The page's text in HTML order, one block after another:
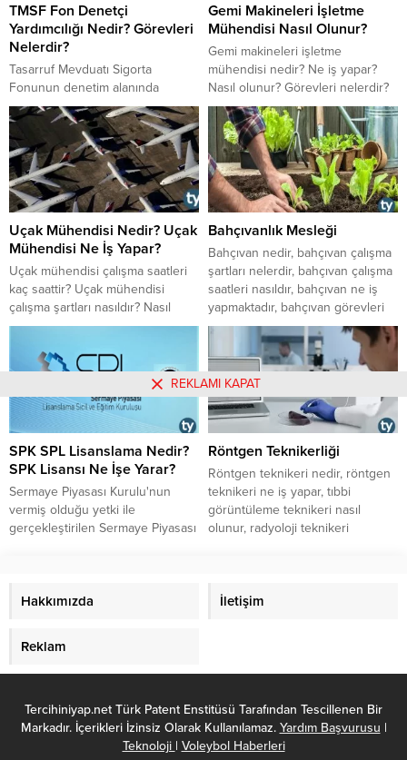
TMSF Fon Denetçi
Yardımcılığı Nedir? Görevleri
Nelerdir?
Tasarruf Mevduatı Sigorta
Fonunun denetim alanında
görevlendirdiği kariyer meslek
grubu olan Fon Denetçi
Yardımcılığı mesleği nedir?
Görevleri nelerdir? Maaşı ne
kadar?
Gemi Makineleri İşletme
Mühendisi Nasıl Olunur?
​​​​​​​Gemi makineleri işletme
mühendisi nedir? Ne iş yapar?
Nasıl olunur? Görevleri nelerdir?
Gemi makineleri işletme
mühendisi çalışma şartları ve
saatleri nasıldır?
Uçak Mühendisi Nedir? Uçak
Mühendisi Ne İş Yapar?
​​​​​​​Uçak mühendisi çalışma saatleri
kaç saattir? Uçak mühendisi
çalışma şartları nasıldır? Nasıl
olunur? Kimdir? Nedir? Uçak
nelerdir?
Bahçıvanlık Mesleği
​​​​​​​Bahçıvan nedir, bahçıvan çalışma
şartları nelerdir, bahçıvan çalışma
saatleri nasıldır, bahçıvan ne iş
yapmaktadır, bahçıvan görevleri
nelerdir, bahçıvan olarak nasıl
çalışılır gibi soruların cevaplarına
yazımızın içinden ulaşabilirsiniz.
SPK SPL Lisanslama Nedir?
SPK Lisansı Ne İşe Yarar?
Sermaye Piyasası Kurulu'nun
vermiş olduğu yetki ile
gerçekleştirilen Sermaye Piyasası
yazımızda.
Röntgen Teknikerliği
​​​​​​​Röntgen teknikeri nedir, röntgen
teknikeri ne iş yapar, tıbbi
görüntüleme teknikeri nasıl
olunur, radyoloji teknikeri
cevaplarını yazımızda derledik.
Hakkımızda İletişim
Reklam
Tercihiniyap.net Türk Patent Enstitüsü Tarafından Tescillenen Bir
Markadır. İçerikleri İzinsiz Olarak Kullanılamaz. Yardım Başvurusu |
Teknoloji | Voleybol Haberleri
REKLAMI KAPAT